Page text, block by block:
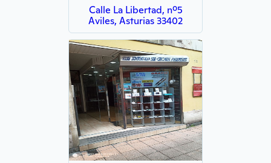
Calle La Libertad, nº5
Aviles, Asturias 33402